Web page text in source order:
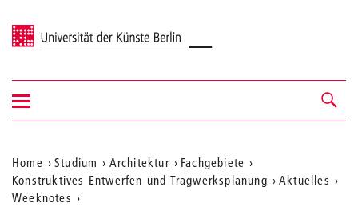
Universität der Künste Berlin
Navigation &
Suche
Navigation
ein-/ausblenden
Aktuelle
Position
Home Studium Architektur
Fachgebiete
Konstruktives Entwerfen und Tragwerksplanung
Aktuelles
Weeknotes